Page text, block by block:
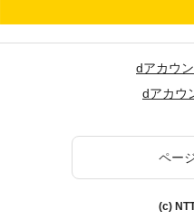
dアカウ
dアカウ
ペー
(c)